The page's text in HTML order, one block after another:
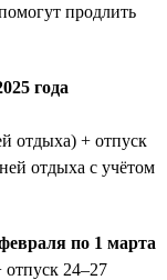
продлить
года
отдыха) + отпуск
отдыха с учётом
по 1 марта
24–27